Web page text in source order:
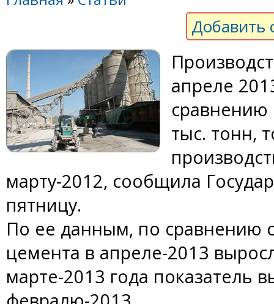
Добавить
апреле
сравнению
тыс. тонн,
марту-2012, сообщила
пятницу.
По ее данным, по сравнению
цемента в апреле-2013
марте-2013 года показатель